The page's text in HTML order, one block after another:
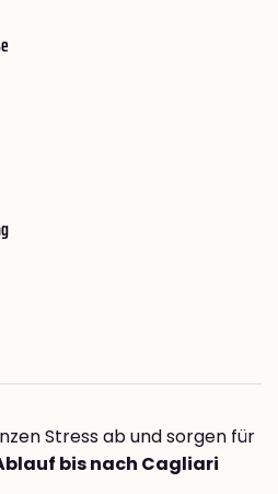
Stress ab und sorgen für
bis nach Cagliari